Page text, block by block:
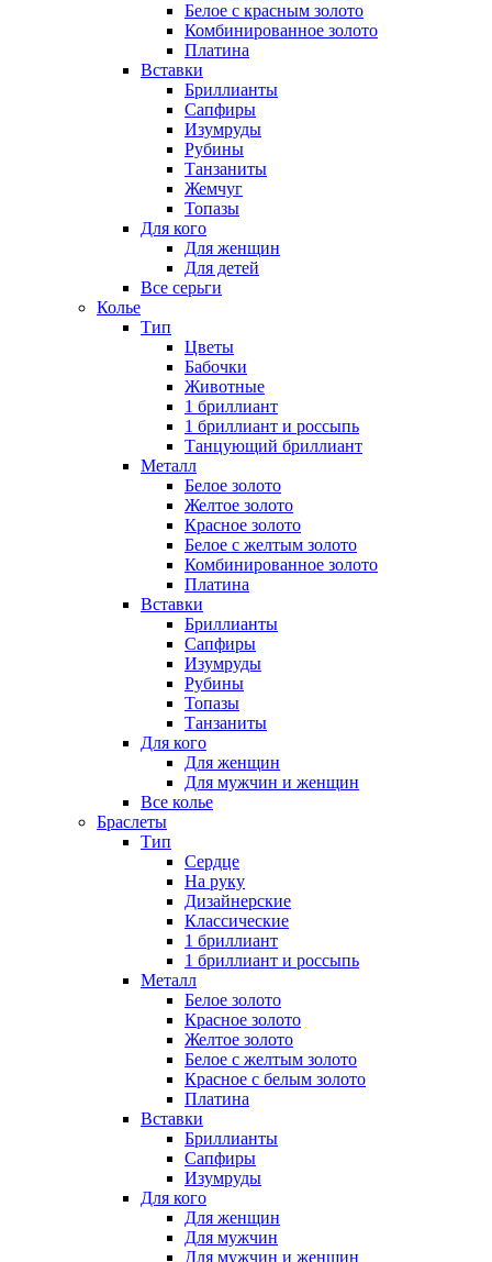
Белое с красным золото
Комбинированное золото
Платина
Вставки
Бриллианты
Сапфиры
Изумруды
Рубины
Танзаниты
Жемчуг
Топазы
Для кого
Для женщин
Для детей
Все серьги
Колье
Тип
Цветы
Бабочки
Животные
1 бриллиант
1 бриллиант и россыпь
Танцующий бриллиант
Металл
Белое золото
Желтое золото
Красное золото
Белое с желтым золото
Комбинированное золото
Платина
Вставки
Бриллианты
Сапфиры
Изумруды
Рубины
Топазы
Танзаниты
Для кого
Для женщин
Для мужчин и женщин
Все колье
Браслеты
Тип
Сердце
На руку
Дизайнерские
Классические
1 бриллиант
1 бриллиант и россыпь
Металл
Белое золото
Красное золото
Желтое золото
Белое с желтым золото
Красное с белым золото
Платина
Вставки
Бриллианты
Сапфиры
Изумруды
Для кого
Для женщин
Для мужчин
Для мужчин и женщин